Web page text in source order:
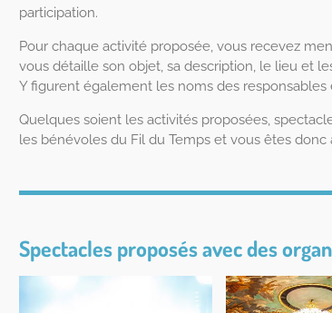
participation.
Pour chaque activité proposée, vous recevez
vous détaille son objet, sa description, le lieu et
Y figurent également les noms des
Quelques soient les activités proposées,
les bénévoles du Fil du Temps et vous êtes
Spectacles proposés avec des